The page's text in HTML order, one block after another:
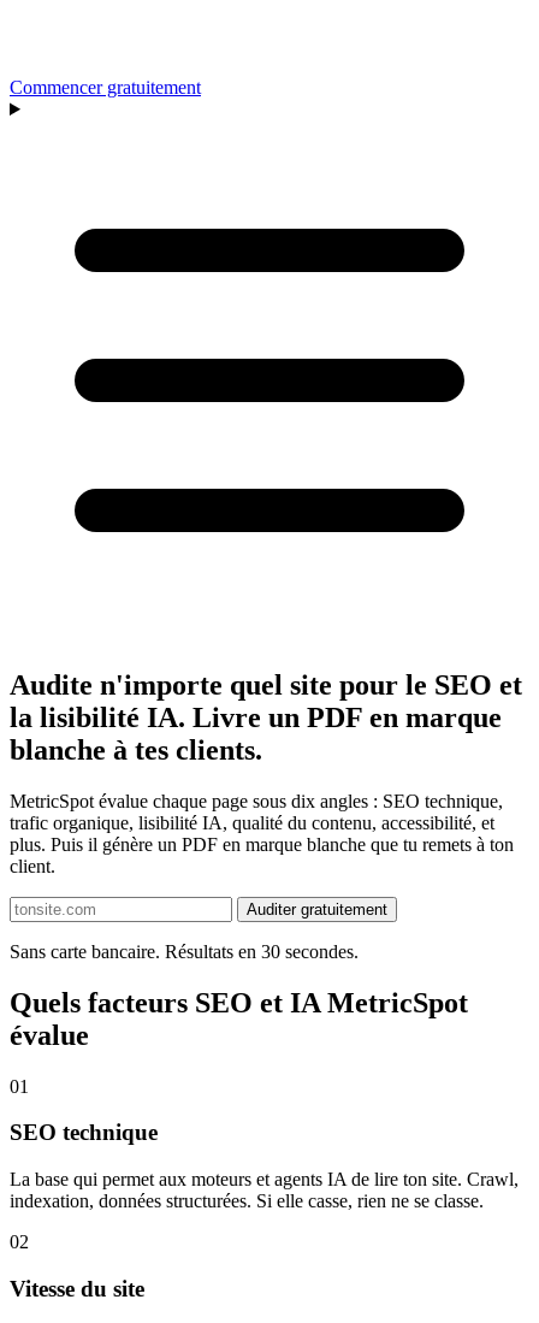
Commencer gratuitement
Audite n'importe quel site pour le SEO et
la lisibilité IA. Livre un PDF en marque
blanche à tes clients.
MetricSpot évalue chaque page sous dix angles : SEO technique,
trafic organique, lisibilité IA, qualité du contenu, accessibilité, et
plus. Puis il génère un PDF en marque blanche que tu remets à ton
client.
Auditer gratuitement
Sans carte bancaire. Résultats en 30 secondes.
Quels facteurs SEO et IA MetricSpot
évalue
01
SEO technique
La base qui permet aux moteurs et agents IA de lire ton site. Crawl,
indexation, données structurées. Si elle casse, rien ne se classe.
02
Vitesse du site